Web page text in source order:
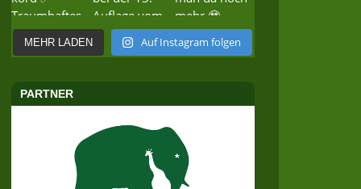
MEHR LADEN Auf Instagram folgen
PARTNER